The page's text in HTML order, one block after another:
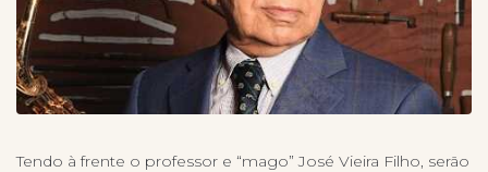
Tendo à frente o professor e “mago” José Vieira Filho, serão